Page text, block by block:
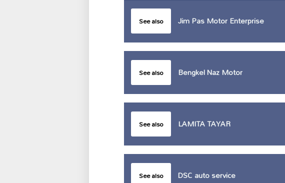
See also Jim Pas Motor Enterprise
See also Bengkel Naz Motor
See also LAMITA TAYAR
See also DSC auto service